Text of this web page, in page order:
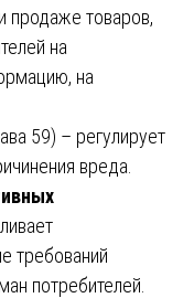
продаже товаров,
на
на
59) – регулирует
вреда.
требований
потребителей.